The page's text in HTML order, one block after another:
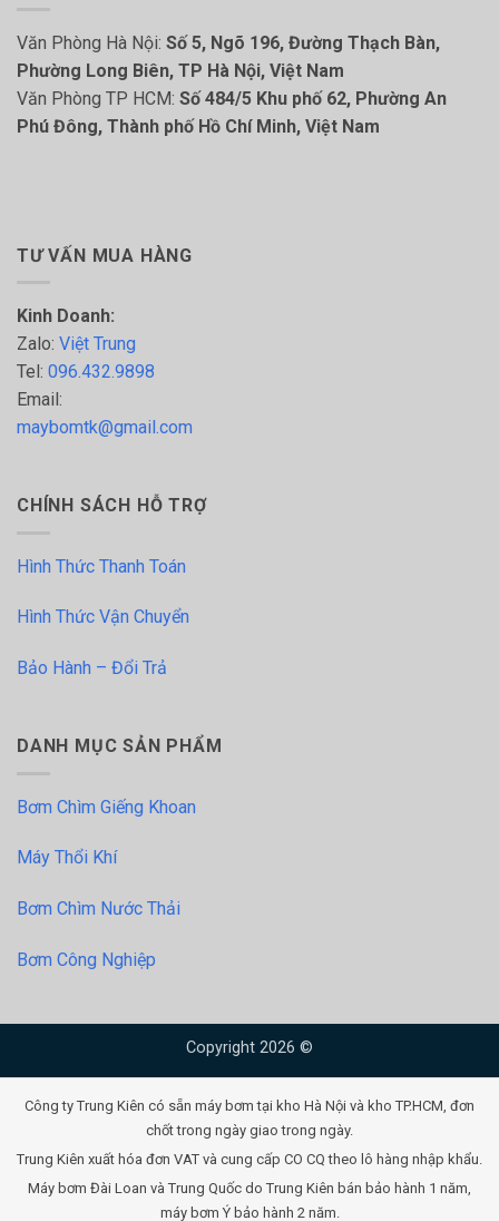
Văn Phòng Hà Nội: Số 5, Ngõ 196, Đường Thạch Bàn,
Phường Long Biên, TP Hà Nội, Việt Nam
Văn Phòng TP HCM: Số 484/5 Khu phố 62, Phường An
Phú Đông, Thành phố Hồ Chí Minh, Việt Nam
TƯ VẤN MUA HÀNG
Kinh Doanh:
Zalo: Việt Trung
Tel: 096.432.9898
Email:
maybomtk@gmail.com
CHÍNH SÁCH HỖ TRỢ
Hình Thức Thanh Toán
Hình Thức Vận Chuyển
Bảo Hành – Đổi Trả
DANH MỤC SẢN PHẨM
Bơm Chìm Giếng Khoan
Máy Thổi Khí
Bơm Chìm Nước Thải
Bơm Công Nghiệp
Copyright 2026 ©
Công ty Trung Kiên có sẵn máy bơm tại kho Hà Nội và kho TP.HCM, đơn
chốt trong ngày giao trong ngày.
Trung Kiên xuất hóa đơn VAT và cung cấp CO CQ theo lô hàng nhập khẩu.
Máy bơm Đài Loan và Trung Quốc do Trung Kiên bán bảo hành 1 năm,
máy bơm Ý bảo hành 2 năm.